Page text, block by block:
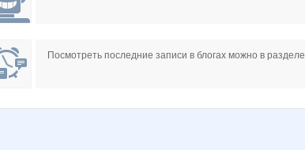
Посмотреть последние записи в блогах можно в разделе